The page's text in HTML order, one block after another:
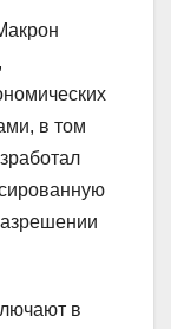
в том
в